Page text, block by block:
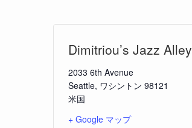
Dimitriou’s Jazz Alley
2033 6th Avenue
Seattle, ワシントン 98121
米国
+ Google マップ